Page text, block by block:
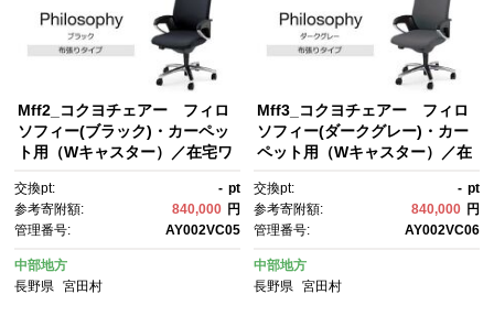
Mff2_コクヨチェアー フィロ
ソフィー(ブラック)・カーペッ
ト用（Wキャスター）／在宅ワ
子
交換pt: - pt
参考寄附額:
840,000 円
管理番号:
AY002VC05
中部地方
長野県
宮田村
Mff3_コクヨチェアー フィロ
ソフィー(ダークグレー)・カー
ペット用（Wキャスター）／在
の椅子
交換pt: - pt
参考寄附額:
840,000 円
管理番号:
AY002VC06
中部地方
長野県 宮田村